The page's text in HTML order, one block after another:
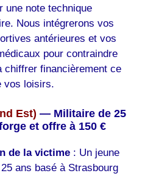
une note technique
Nous intégrerons vos
antérieures et vos
pour contraindre
chiffrer financièrement ce
vos loisirs.
Est) — Militaire de 25
et offre à 150 €
de la victime: Un jeune
ans basé à Strasbourg